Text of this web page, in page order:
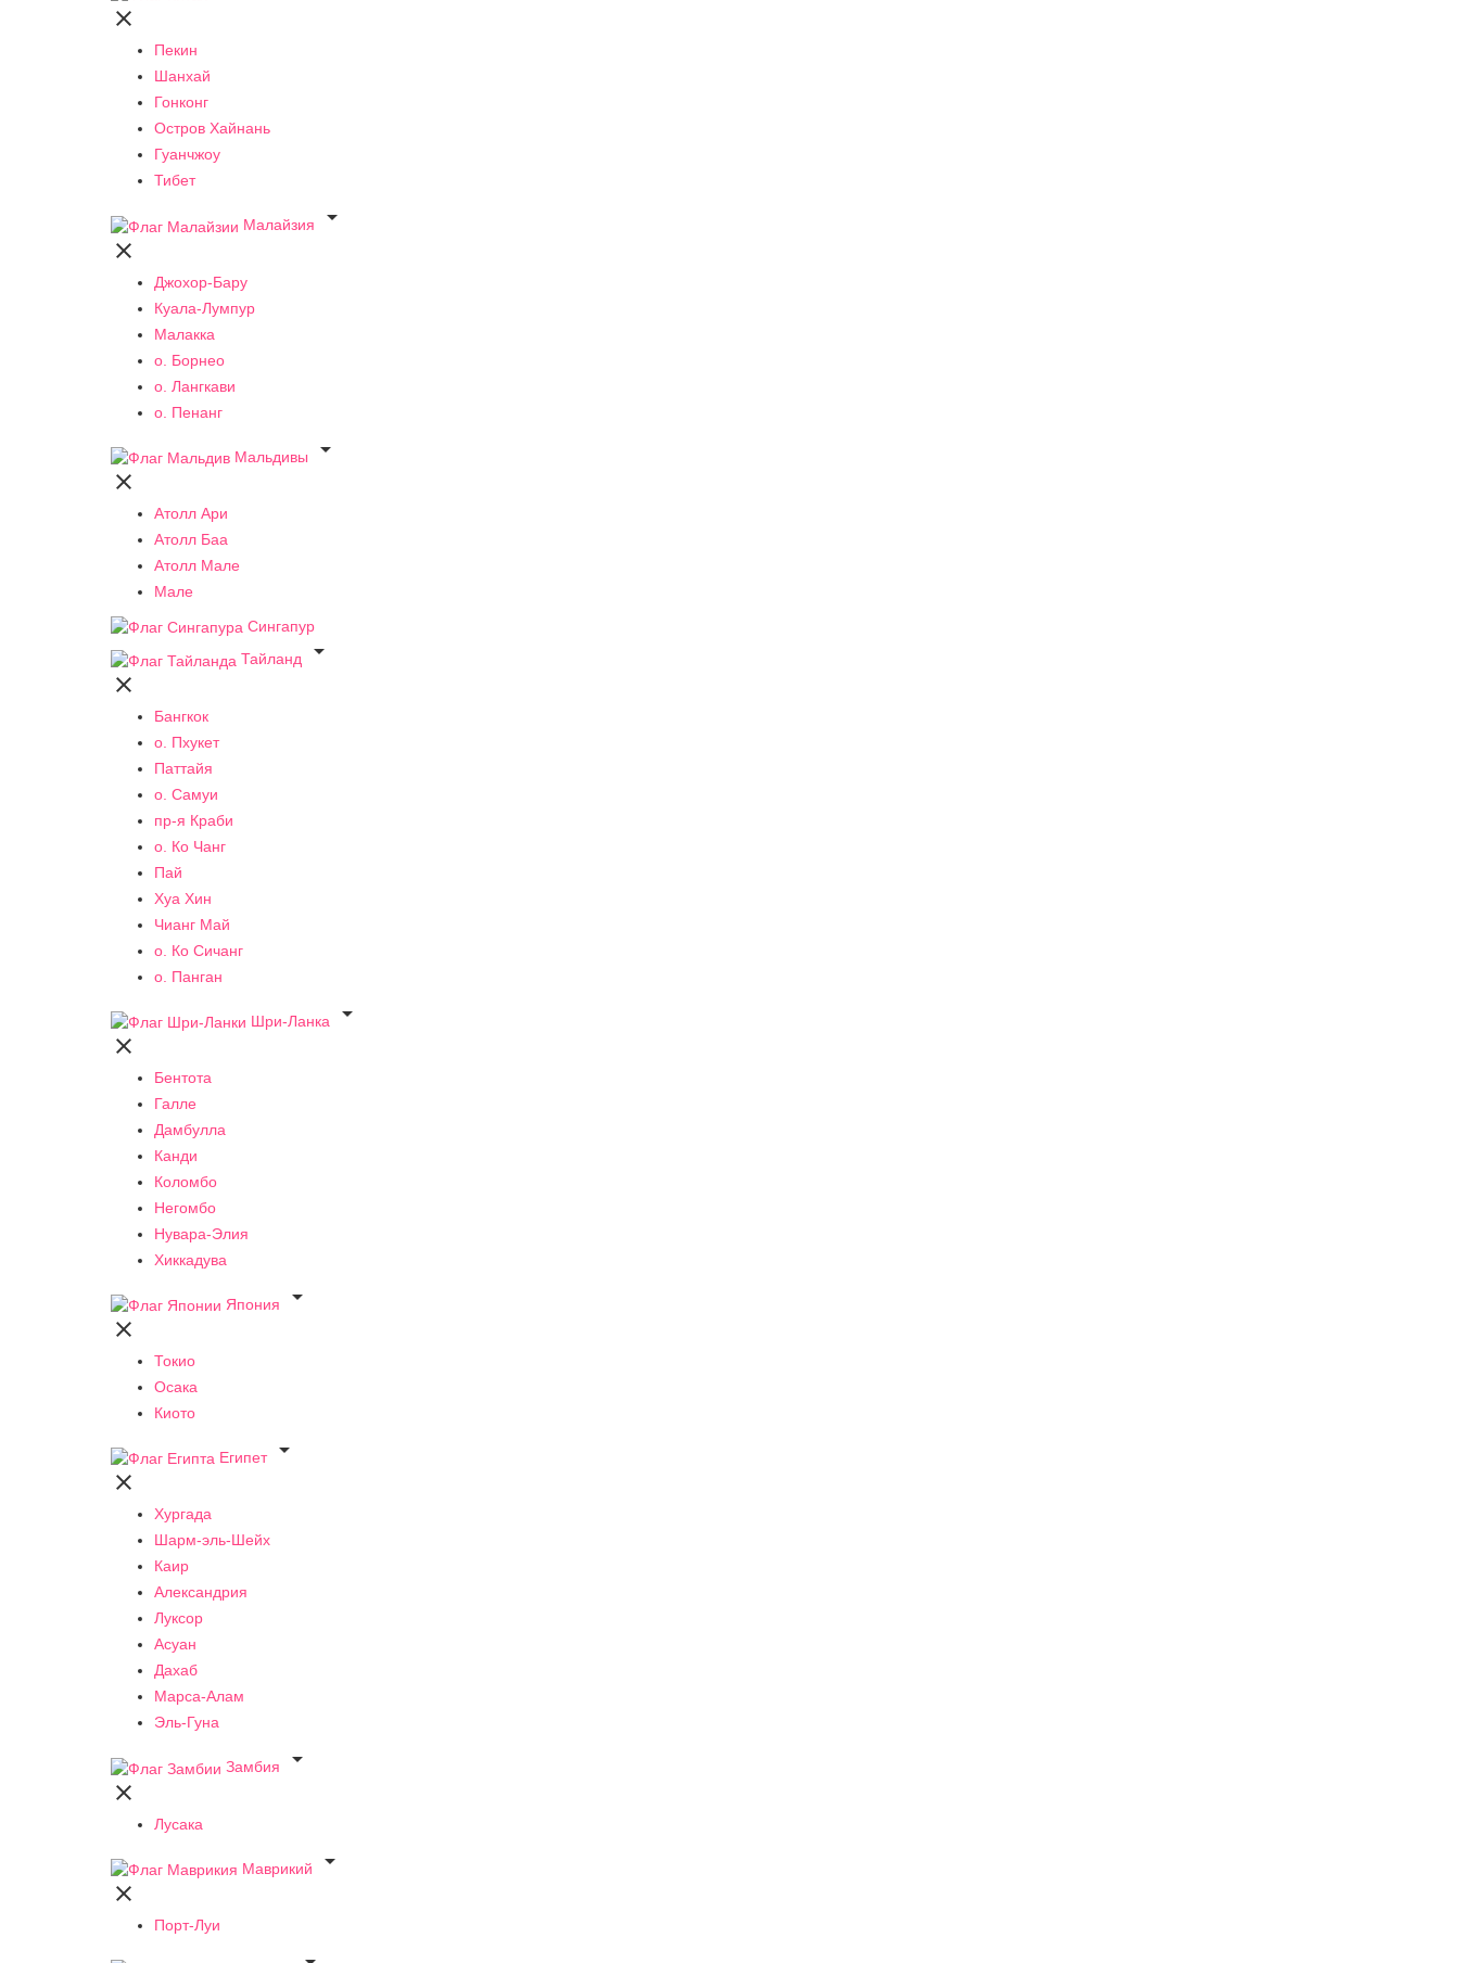

Пекин
Шанхай
Гонконг
Остров Хайнань
Гуанчжоу
Тибет
Малайзия


Джохор-Бару
Куала-Лумпур
Малакка
о. Борнео
о. Лангкави
о. Пенанг
Мальдивы


Атолл Ари
Атолл Баа
Атолл Мале
Мале
Сингапур
Тайланд


Бангкок
о. Пхукет
Паттайя
о. Самуи
пр-я Краби
о. Ко Чанг
Пай
Хуа Хин
Чианг Май
о. Ко Сичанг
о. Панган
Шри-Ланка


Бентота
Галле
Дамбулла
Канди
Коломбо
Негомбо
Нувара-Элия
Хиккадува
Япония


Токио
Осака
Киото
Египет


Хургада
Шарм-эль-Шейх
Каир
Александрия
Луксор
Асуан
Дахаб
Марса-Алам
Эль-Гуна
Замбия


Лусака
Маврикий


Порт-Луи